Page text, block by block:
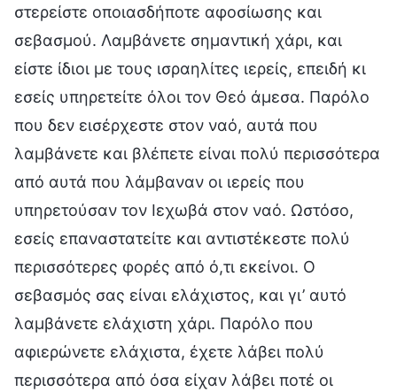
στερείστε οποιασδήποτε αφοσίωσης και
σεβασμού. Λαμβάνετε σημαντική χάρι, και
είστε ίδιοι με τους ισραηλίτες ιερείς, επειδή κι
εσείς υπηρετείτε όλοι τον Θεό άμεσα. Παρόλο
που δεν εισέρχεστε στον ναό, αυτά που
λαμβάνετε και βλέπετε είναι πολύ περισσότερα
από αυτά που λάμβαναν οι ιερείς που
υπηρετούσαν τον Ιεχωβά στον ναό. Ωστόσο,
εσείς επαναστατείτε και αντιστέκεστε πολύ
περισσότερες φορές από ό,τι εκείνοι. Ο
σεβασμός σας είναι ελάχιστος, και γι’ αυτό
λαμβάνετε ελάχιστη χάρι. Παρόλο που
αφιερώνετε ελάχιστα, έχετε λάβει πολύ
περισσότερα από όσα είχαν λάβει ποτέ οι